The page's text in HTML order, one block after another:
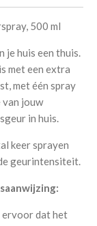
500 ml
je huis een thuis.
met een extra
met één spray
jouw
in huis.
keer sprayen
geurintensiteit.
dat het